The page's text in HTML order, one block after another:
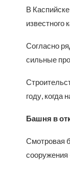
В
известного
Согласно
сильные
году, когда
Башня в
Смотровая
сооружения